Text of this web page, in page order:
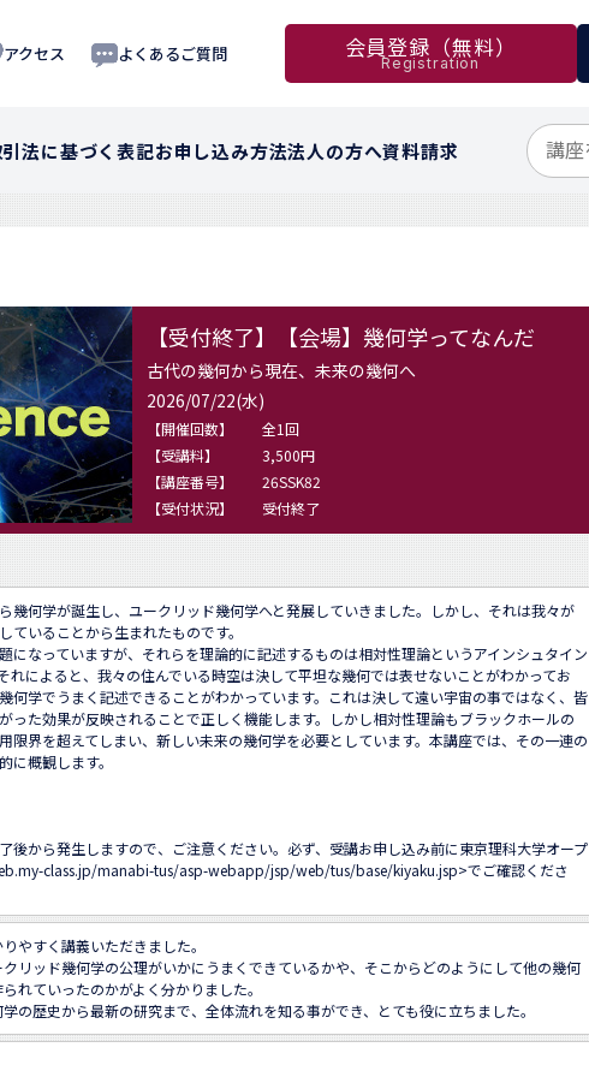
アクセス よくあるご質問 会員登録（無料）
Registration
法に基づく表記お申し込み方法法人の方へ資料請求
【受付終了】【会場】幾何学ってなんだ
古代の幾何から現在、未来の幾何へ
2026/07/22(水)
【開催回数】
全1回
【受講料】
3,500円
【講座番号】
26SSK82
【受付状況】
受付終了
幾何学が誕生し、ユークリッド幾何学へと発展していきました。しかし、それは我々が
ていることから生まれたものです。
になっていますが、それらを理論的に記述するものは相対性理論というアインシュタイン
れによると、我々の住んでいる時空は決して平坦な幾何では表せないことがわかってお
何学でうまく記述できることがわかっています。これは決して遠い宇宙の事ではなく、皆
った効果が反映されることで正しく機能します。しかし相対性理論もブラックホールの
限界を超えてしまい、新しい未来の幾何学を必要としています。本講座では、その一連の
に概観します。
後から発生しますので、ご注意ください。必ず、受講お申し込み前に東京理科大学オープ
class.jp/manabi-tus/asp-webapp/jsp/web/tus/base/kiyaku.jsp>でご確認くださ
りやすく講義いただきました。
クリッド幾何学の公理がいかにうまくできているかや、そこからどのようにして他の幾何
れていったのかがよく分かりました。
学の歴史から最新の研究まで、全体流れを知る事ができ、とても役に立ちました。